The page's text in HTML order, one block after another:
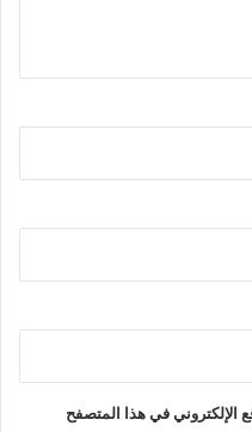
الإلكتروني في هذا المتصفح